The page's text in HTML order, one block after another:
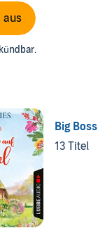
aus
Big
13 Titel